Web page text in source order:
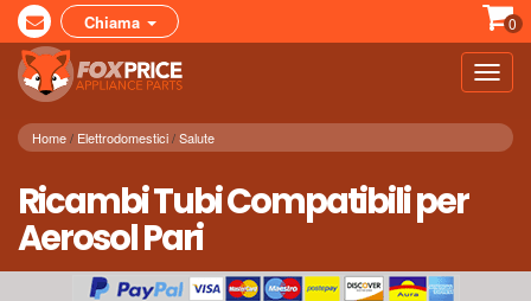
Chiama 0
Home Elettrodomestici Salute
Ricambi Tubi Compatibili per
Aerosol Pari